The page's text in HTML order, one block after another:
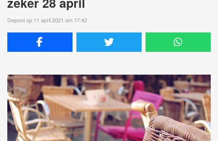
Gepost op 11 april 2021 om 17:42